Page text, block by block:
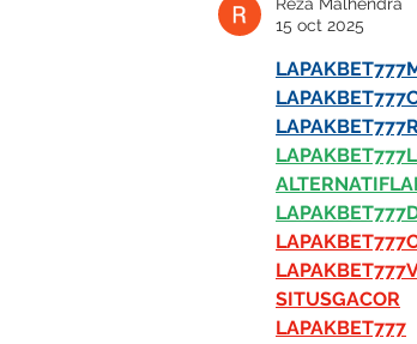
Reza Malhendra
15 oct 2025
SITUSGACOR
LAPAKBET777